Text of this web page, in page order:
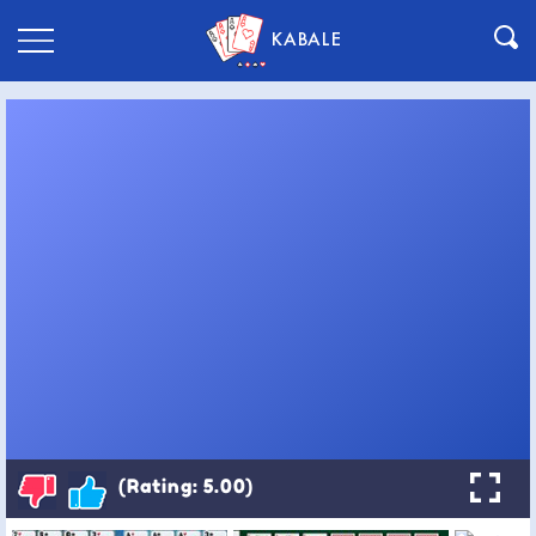
KABALE
(Rating: 5.00)